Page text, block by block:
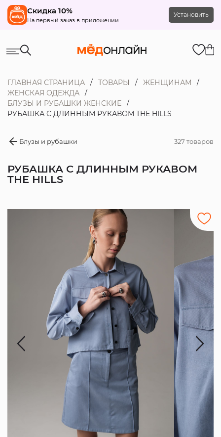
Скидка 10%
На первый заказ в приложении
Установить
ГЛАВНАЯ СТРАНИЦА ТОВАРЫ
ЖЕНЩИНАМ
ЖЕНСКАЯ ОДЕЖДА
БЛУЗЫ И РУБАШКИ ЖЕНСКИЕ
РУБАШКА С ДЛИННЫМ РУКАВОМ THE HILLS
Блузы и рубашки 327 товаров
РУБАШКА С ДЛИННЫМ РУКАВОМ
THE HILLS